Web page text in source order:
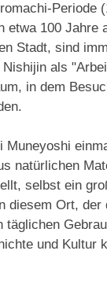
Periode
etwa 100
Stadt, sind
als
in dem
Muneyoshi
natürlichen
selbst ein
diesem Ort,
täglichen
und Kultur